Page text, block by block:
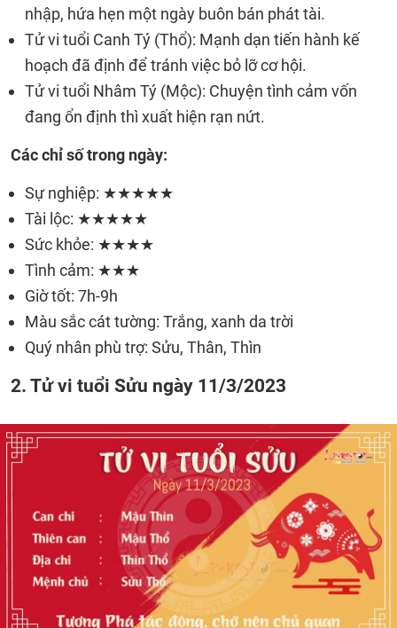
nhập, hứa hẹn một ngày buôn bán phát tài.
Tử vi tuổi Canh Tý (Thổ): Mạnh dạn tiến hành kế
hoạch đã định để tránh việc bỏ lỡ cơ hội.
Tử vi tuổi Nhâm Tý (Mộc): Chuyện tình cảm vốn
đang ổn định thì xuất hiện rạn nứt.
Các chỉ số trong ngày:
Sự nghiệp: ★★★★★
Tài lộc: ★★★★★
Sức khỏe: ★★★★
Tình cảm: ★★★
Giờ tốt: 7h-9h
Màu sắc cát tường: Trắng, xanh da trời
Quý nhân phù trợ: Sửu, Thân, Thìn
2. Tử vi tuổi Sửu ngày 11/3/2023